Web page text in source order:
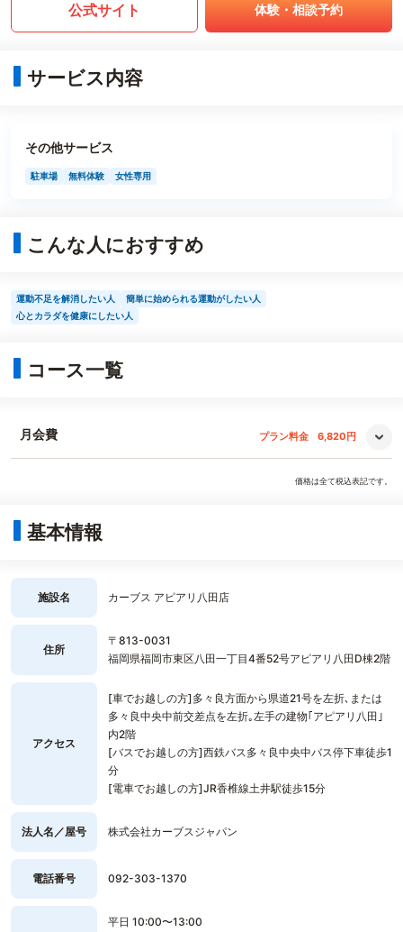
公式サイト 体験・相談予約
サービス内容
その他サービス
駐車場 無料体験 女性専用
こんな人におすすめ
運動不足を解消したい人
簡単に始められる運動がしたい人
心とカラダを健康にしたい人
コース一覧
月会費 プラン料金 6,820円
価格は全て税込表記です。
基本情報
施設名 カーブス アピアリ八田店
住所
〒813-0031
福岡県福岡市東区八田一丁目4番52号アピアリ八田D棟2階
アクセス
[車でお越しの方]多々良方面から県道21号を左折､または
多々良中央中前交差点を左折｡左手の建物｢アピアリ八田｣
内2階
[バスでお越しの方]西鉄バス多々良中央中バス停下車徒歩1
分
[電車でお越しの方]JR香椎線土井駅徒歩15分
法人名／屋号 株式会社カーブスジャパン
電話番号 092-303-1370
平日 10:00〜13:00